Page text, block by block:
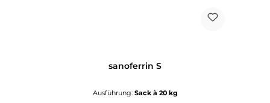
sanoferrin S
Ausführung: Sack à 20 kg